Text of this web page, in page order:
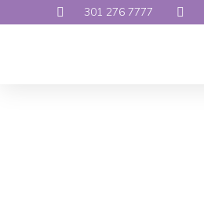
301 276 7777